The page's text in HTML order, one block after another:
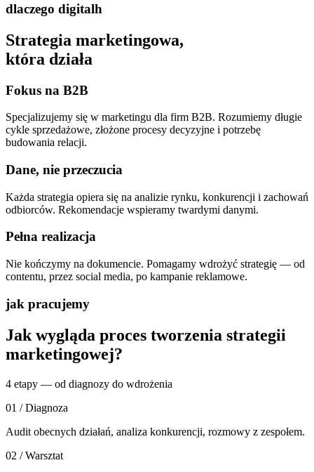
dlaczego digitalh
Strategia marketingowa,
która działa
Fokus na B2B
Specjalizujemy się w marketingu dla firm B2B. Rozumiemy długie
cykle sprzedażowe, złożone procesy decyzyjne i potrzebę
budowania relacji.
Dane, nie przeczucia
Każda strategia opiera się na analizie rynku, konkurencji i zachowań
odbiorców. Rekomendacje wspieramy twardymi danymi.
Pełna realizacja
Nie kończymy na dokumencie. Pomagamy wdrożyć strategię — od
contentu, przez social media, po kampanie reklamowe.
jak pracujemy
Jak wygląda proces tworzenia strategii
marketingowej?
4 etapy — od diagnozy do wdrożenia
01 /Diagnoza
Audit obecnych działań, analiza konkurencji, rozmowy z zespołem.
02 /Warsztat